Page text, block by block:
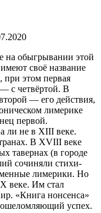
на обыгрывании этой
своё название
этом первая
с четвёртой. В
— его действия,
лимерике
первой.
ли не в XIII веке.
В XVIII веке
тавернах (в городе
сочиняли стихи-
лимерики. Но
веке. Им стал
«Книга нонсенса»
успех.